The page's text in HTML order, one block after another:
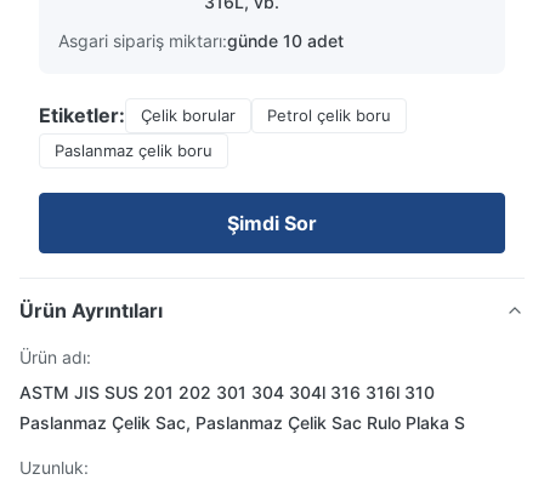
Asgari sipariş miktarı:günde 10 adet
Etiketler: Çelik borular
Petrol çelik boru
Paslanmaz çelik boru
Şimdi Sor
Ürün Ayrıntıları
Ürün adı:
ASTM JIS SUS 201 202 301 304 304l 316 316l 310
Paslanmaz Çelik Sac, Paslanmaz Çelik Sac Rulo Plaka S
Uzunluk: